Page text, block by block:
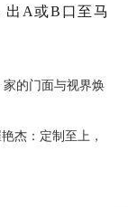
A或B口至马
家的门面与视界焕
杰：定制至上，